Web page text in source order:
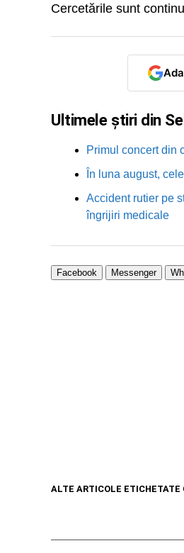
Cercetările sunt
Ultimele știri din
Primul concert din
În luna august,
Accident rutier pe
îngrijiri medicale
Facebook Messenger
ALTE ARTICOLE ETICHETATE